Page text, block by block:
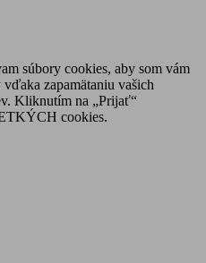
súbory cookies, aby som vám
zapamätaniu vašich
Kliknutím na „Prijať“
cookies.